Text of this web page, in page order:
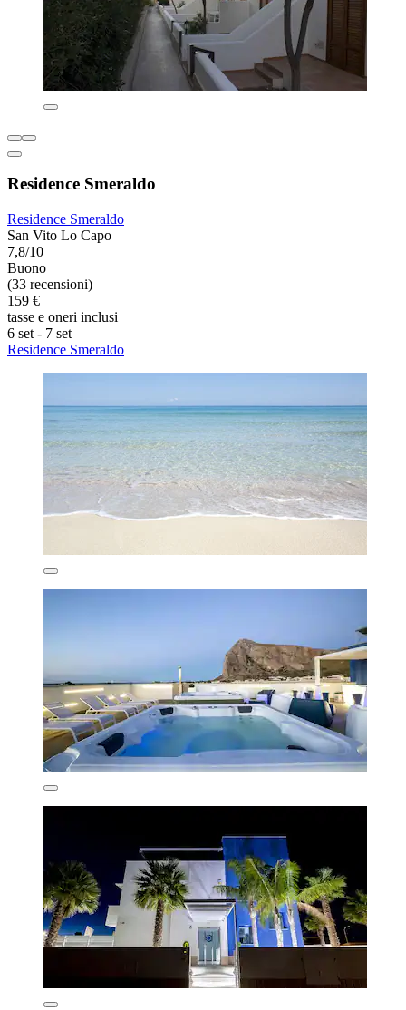
Residence Smeraldo
Residence Smeraldo
San Vito Lo Capo
7,8/10
Buono
(33 recensioni)
159 €
tasse e oneri inclusi
6 set - 7 set
Residence Smeraldo